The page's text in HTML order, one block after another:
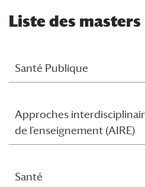
Liste des masters
Santé Publique
Approches
de l’enseignement (AIRE)
Santé